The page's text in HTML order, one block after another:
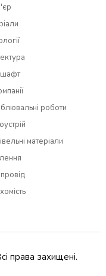
роботи
матеріали
права захищені.